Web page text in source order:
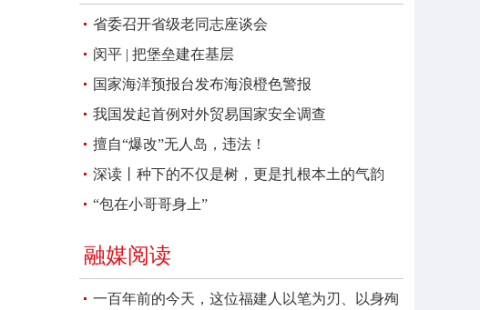
省委召开省级老同志座谈会
闵平 | 把堡垒建在基层
国家海洋预报台发布海浪橙色警报
我国发起首例对外贸易国家安全调查
擅自“爆改”无人岛，违法！
深读丨种下的不仅是树，更是扎根本土的气韵
“包在小哥哥身上”
融媒阅读
一百年前的今天，这位福建人以笔为刃、以身殉